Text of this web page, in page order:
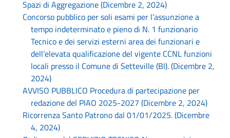
Spazi di Aggregazione (Dicembre 2, 2024)
Concorso pubblico per soli esami per l’assunzione a
tempo indeterminato e pieno di N. 1 funzionario
Tecnico e dei servizi esterni area dei funzionari e
dell’elevata qualificazione del vigente CCNL funzioni
locali presso il Comune di Setteville (Bl). (Dicembre 2,
2024)
AVVISO PUBBLICO Procedura di partecipazione per
redazione del PIAO 2025-2027 (Dicembre 2, 2024)
Ricorrenza Santo Patrono dal 01/01/2025. (Dicembre
4, 2024)